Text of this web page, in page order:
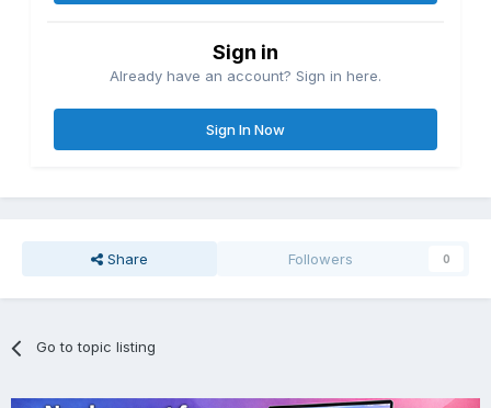
Sign in
Already have an account? Sign in here.
Sign In Now
Share Followers 0
Go to topic listing